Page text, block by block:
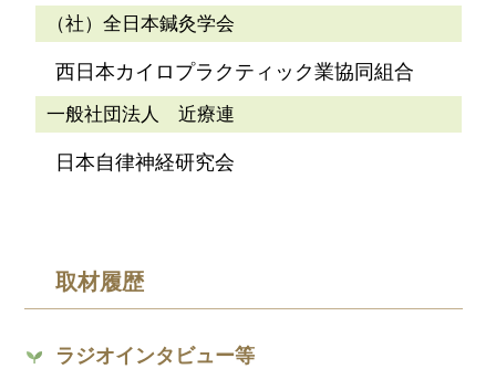
（社）全日本鍼灸学会
西日本カイロプラクティック業協同組合
一般社団法人 近療連
日本自律神経研究会
取材履歴
ラジオインタビュー等